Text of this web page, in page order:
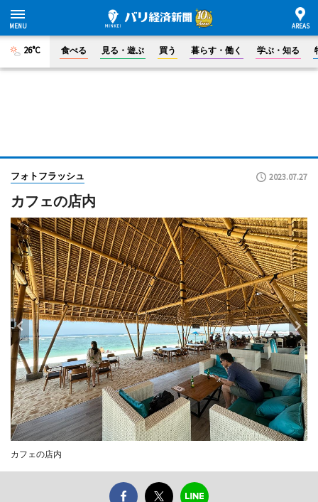
26°C 食べる 見る・遊ぶ 買う 暮らす・働く 学ぶ・知る
フォトフラッシュ 2023.07.27
カフェの店内
カフェの店内